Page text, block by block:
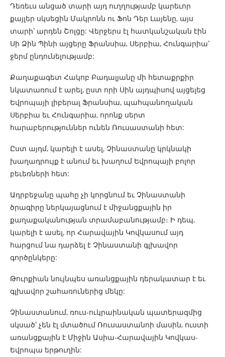
Դեռեւս անցած տարի այդ ուղղությամբ կարեւոր
քայլեր սկսեցին Մակրոնն ու Ֆոն Դեր Լայենը, այս
տարի՝ արդեն Շոլցը: Վերջերս էլ հատկանշական էին
Սի Ձին Պինի այցերը Ֆրանսիա, Սերբիա, Հունգարիա՝
ջերմ ընդունելությամբ:
Քաղաքագետ Հակոբ Բադալյանը մի հետաքրքիր
նկատառում է արել, ըստ որի Սին այդպիսով այցելեց
Եվրոպայի լիբերալ Ֆրանսիա, պահպանողական
Սերբիա եւ Հունգարիա, որոնք սերտ
հարաբերություններ ունեն Ռուսաստանի հետ:
Ըստ այդմ, կարելի է ասել, Չինաստանը կրկնակի
խաղադրույք է անում եւ խաղում Եվրոպայի բոլոր
բեւեռների հետ:
Ադրբեջանը պահը չի կորցնում եւ Չինաստանի
ծրագիրը ներկայացնում է միջանցքային իր
քաղաքականության տրամաբանությամբ։ Ի դեպ,
կարելի է ասել, որ Հարավային Կովկասում այդ
հարցում նա դարձել է Չինաստանի գլխավոր
գործընկերը:
Թուրքիան նույնպես առանցքային դերակատար է եւ
գլխավոր շահառուներից մեկը:
Չինաստանում, ռուս-ուկրաինական պատերազմից
սկսած՝ չեն էլ մտածում Ռուսաստանոի մասին, ուստի
առանցքային է Միջին Ասիա-Հարավային Կովկաս-
Եվրոպա երթուղին: